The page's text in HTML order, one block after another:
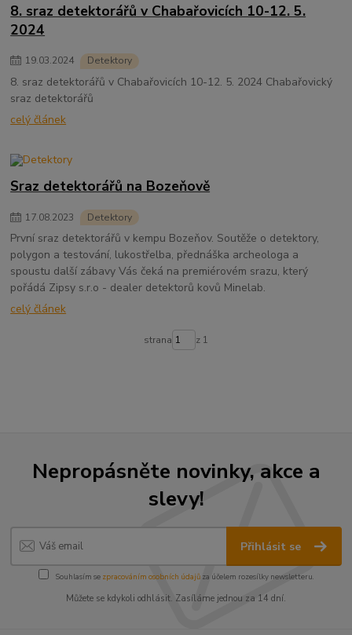
8. sraz detektorářů v Chabařovicích 10-12. 5.
2024
19.03.2024 Detektory
8. sraz detektorářů v Chabařovicích 10-12. 5. 2024 Chabařovický
sraz detektorářů
celý článek
Sraz detektorářů na Bozeňově
17.08.2023 Detektory
První sraz detektorářů v kempu Bozeňov. Soutěže o detektory,
polygon a testování, lukostřelba, přednáška archeologa a
spoustu další zábavy Vás čeká na premiérovém srazu, který
pořádá Zipsy s.r.o - dealer detektorů kovů Minelab.
celý článek
strana z 1
Nepropásněte novinky, akce a
slevy!
Přihlásit se
Souhlasím se zpracováním osobních údajůza účelem rozesílky newsletteru.
Můžete se kdykoli odhlásit. Zasíláme jednou za 14 dní.